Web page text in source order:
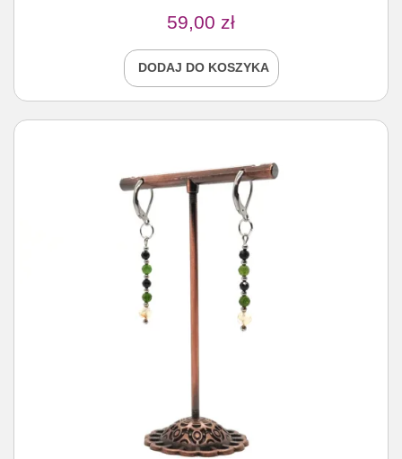
59,00 zł
DODAJ DO KOSZYKA